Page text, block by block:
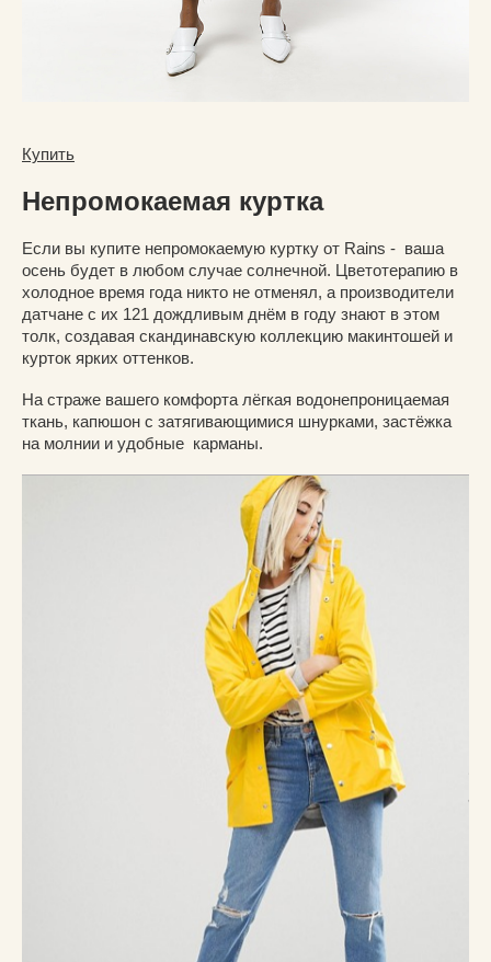
Купить
Непромокаемая куртка
Если вы купите непромокаемую куртку от Rains - ваша
осень будет в любом случае солнечной. Цветотерапию в
холодное время года никто не отменял, а производители
датчане с их 121 дождливым днём в году знают в этом
толк, создавая скандинавскую коллекцию макинтошей и
курток ярких оттенков.
На страже вашего комфорта лёгкая водонепроницаемая
ткань, капюшон с затягивающимися шнурками, застёжка
на молнии и удобные карманы.